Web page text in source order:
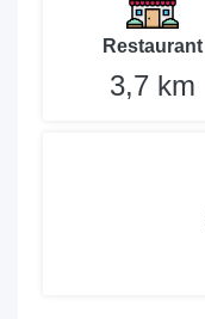
Restaurant
3,7 km